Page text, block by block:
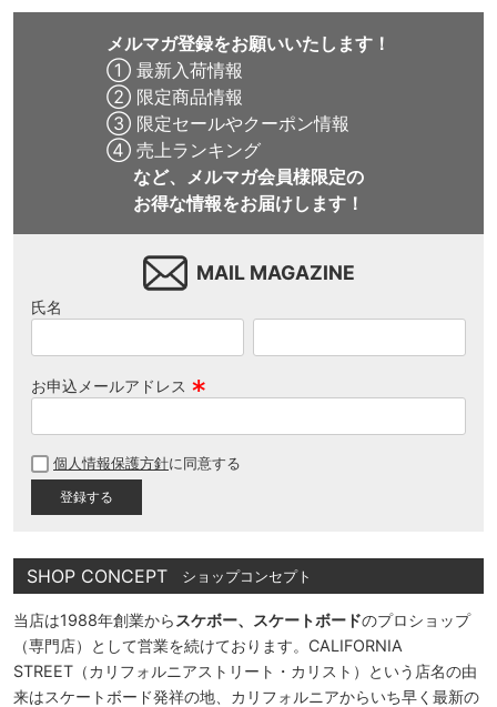
メルマガ登録をお願いいたします！
① 最新入荷情報
② 限定商品情報
③ 限定セールやクーポン情報
④ 売上ランキング
など、メルマガ会員様限定の
お得な情報をお届けします！
MAIL MAGAZINE
氏名
お申込メールアドレス
須
個人情報保護方針に同意する
SHOP CONCEPT ショップコンセプト
当店は1988年創業から スケボー、スケートボードのプロショップ
（専門店）として営業を続けております。CALIFORNIA
STREET（カリフォルニアストリート・カリスト）という店名の由
来はスケートボード発祥の地、カリフォルニアからいち早く最新の